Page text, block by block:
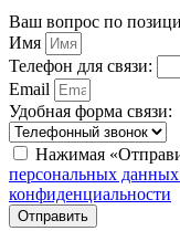
Ваш вопрос по
Имя
Телефон для связи:
Email
Удобная форма связи:
Нажимая
персональных данных
конфиденциальности
Отправить